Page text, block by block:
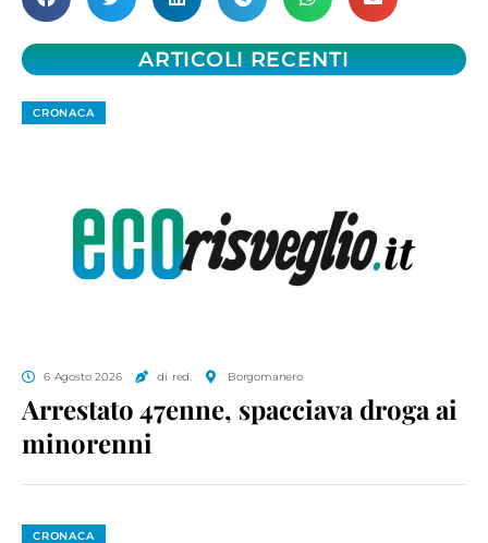
ARTICOLI RECENTI
CRONACA
6 Agosto 2026 di red. Borgomanero
Arrestato 47enne, spacciava droga ai
minorenni
CRONACA